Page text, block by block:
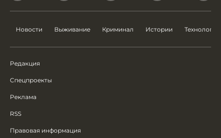
Новости Выживание Криминал Истории Технологии
Редакция
Спецпроекты
Реклама
RSS
Правовая информация